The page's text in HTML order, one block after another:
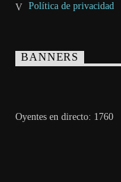
Política de privacidad
BANNERS
Oyentes en directo: 1760